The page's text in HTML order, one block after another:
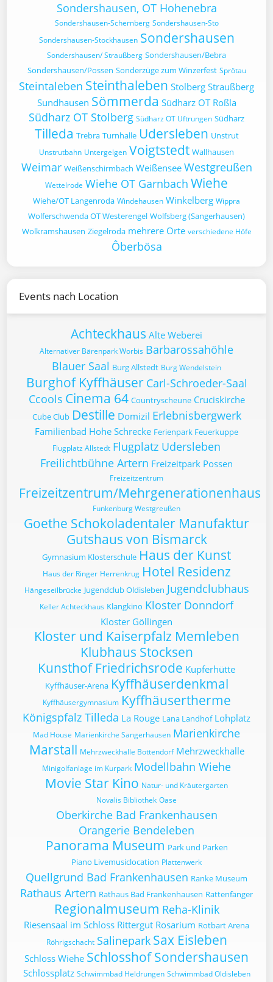
Sondershausen, OT Hohenebra
Sondershausen-Schernberg Sondershausen-Sto
Sondershausen-Stockhausen Sondershausen
Sondershausen/ Straußberg Sondershausen/Bebra
Sondershausen/Possen Sonderzüge zum Winzerfest Sprötau
Steintaleben Steinthaleben Stolberg Straußberg
Sundhausen Sömmerda Südharz OT Roßla
Südharz OT Stolberg Südharz OT Uftrungen Südharz
Tilleda Trebra Turnhalle Udersleben Unstrut
Unstrutbahn Untergelgen Voigtstedt Wallhausen
Weimar Weißenschirmbach Weißensee Westgreußen
Wettelrode Wiehe OT Garnbach Wiehe
Wiehe/OT Langenroda Windehausen Winkelberg Wippra
Wolferschwenda OT Westerengel Wolfsberg (Sangerhausen)
Wolkramshausen Ziegelroda mehrere Orte verschiedene Höfe
Ôberbösa
Events nach Location
Achteckhaus Alte Weberei
Alternativer Bärenpark Worbis Barbarossahöhle
Blauer Saal Burg Allstedt Burg Wendelstein
Burghof Kyffhäuser Carl-Schroeder-Saal
Ccools Cinema 64 Countryscheune Cruciskirche
Cube Club Destille Domizil Erlebnisbergwerk
Familienbad Hohe Schrecke Ferienpark Feuerkuppe
Flugplatz Allstedt Flugplatz Udersleben
Freilichtbühne Artern Freizeitpark Possen
Freizeitzentrum
Freizeitzentrum/Mehrgenerationenhaus
Funkenburg Westgreußen
Goethe Schokoladentaler Manufaktur
Gutshaus von Bismarck
Gymnasium Klosterschule Haus der Kunst
Haus der Ringer Herrenkrug Hotel Residenz
Hängeseilbrücke Jugendclub Oldisleben Jugendclubhaus
Keller Achteckhaus Klangkino Kloster Donndorf
Kloster Göllingen
Kloster und Kaiserpfalz Memleben
Klubhaus Stocksen
Kunsthof Friedrichsrode Kupferhütte
Kyffhäuser-Arena Kyffhäuserdenkmal
Kyffhäusergymnasium Kyffhäusertherme
Königspfalz Tilleda La Rouge Lana Landhof Lohplatz
Mad House Marienkirche Sangerhausen Marienkirche
Marstall Mehrzweckhalle Bottendorf Mehrzweckhalle
Minigolfanlage im Kurpark Modellbahn Wiehe
Movie Star Kino Natur- und Kräutergarten
Novalis Bibliothek Oase
Oberkirche Bad Frankenhausen
Orangerie Bendeleben
Panorama Museum Park und Parken
Piano Livemusiclocation Plattenwerk
Quellgrund Bad Frankenhausen Ranke Museum
Rathaus Artern Rathaus Bad Frankenhausen Rattenfänger
Regionalmuseum Reha-Klinik
Riesensaal im Schloss Rittergut Rosarium Rotbart Arena
Röhrigschacht Salinepark Sax Eisleben
Schloss Wiehe Schlosshof Sondershausen
Schlossplatz Schwimmbad Heldrungen Schwimmbad Oldisleben